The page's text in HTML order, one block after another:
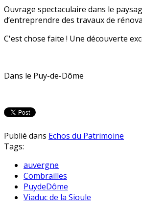
Ouvrage spectaculaire dans le
d’entreprendre des travaux de
C'est chose faite ! Une découverte
Dans le Puy-de-Dôme
Publié dans Echos du Patrimoine
Tags:
auvergne
Combrailles
PuydeDôme
Viaduc de la Sioule